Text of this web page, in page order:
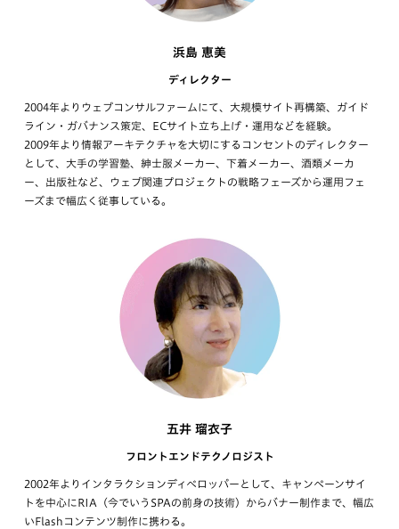
浜島 恵美
ディレクター
2004年よりウェブコンサルファームにて、大規模サイト再構築、ガイド
ライン・ガバナンス策定、ECサイト立ち上げ・運用などを経験。
2009年より情報アーキテクチャを大切にするコンセントのディレクター
として、大手の学習塾、紳士服メーカー、下着メーカー、酒類メーカ
ー、出版社など、ウェブ関連プロジェクトの戦略フェーズから運用フェ
ーズまで幅広く従事している。
五井 瑠衣子
フロントエンドテクノロジスト
2002年よりインタラクションディベロッパーとして、キャンペーンサイ
トを中心にRIA（今でいうSPAの前身の技術）からバナー制作まで、幅広
いFlashコンテンツ制作に携わる。